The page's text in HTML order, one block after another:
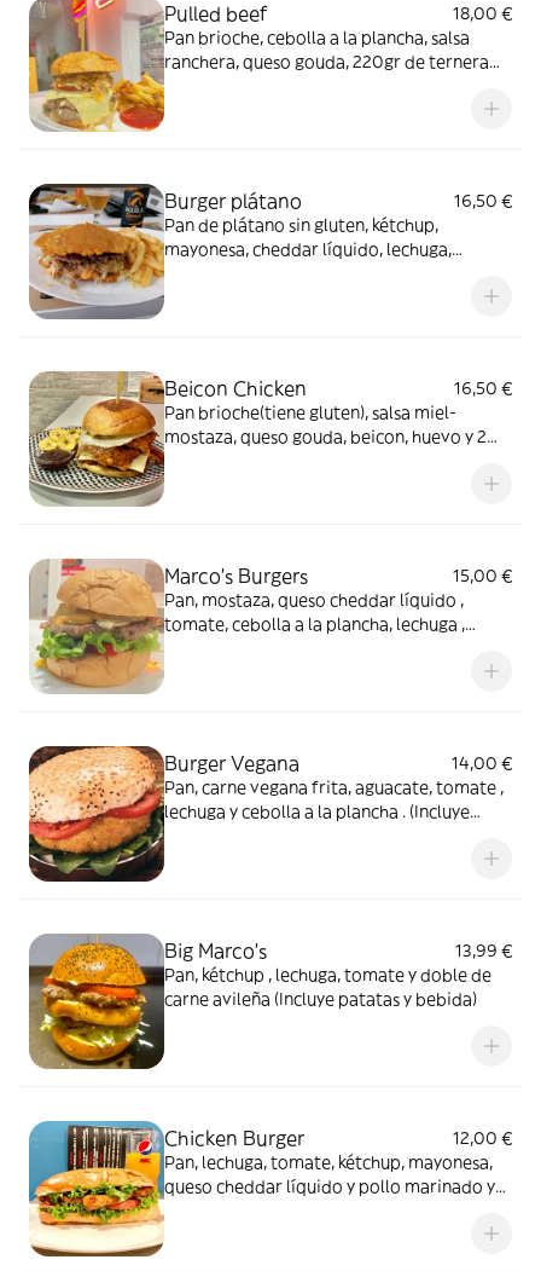
Pulled beef
18,00 €
Pan brioche, cebolla a la plancha, salsa
ranchera, queso gouda, 220gr de ternera
Burger plátano
16,50 €
Pan de plátano sin gluten, kétchup,
mayonesa, cheddar líquido, lechuga,
Beicon Chicken
16,50 €
Pan brioche(tiene gluten), salsa miel-
mostaza, queso gouda, beicon, huevo y 2
Marco's Burgers
15,00 €
Pan, mostaza, queso cheddar líquido ,
tomate, cebolla a la plancha, lechuga ,
Burger Vegana
14,00 €
Pan, carne vegana frita, aguacate, tomate ,
lechuga y cebolla a la plancha . (Incluye
Big Marco's
13,99 €
Pan, kétchup , lechuga, tomate y doble de
carne avileña (Incluye patatas y bebida)
Chicken Burger
12,00 €
Pan, lechuga, tomate, kétchup, mayonesa,
queso cheddar líquido y pollo marinado y